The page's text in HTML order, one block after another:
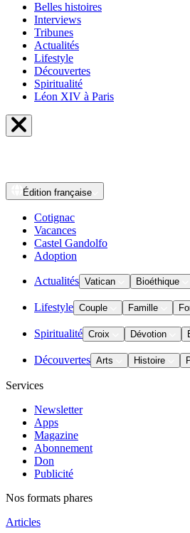
Belles histoires
Interviews
Tribunes
Actualités
Lifestyle
Découvertes
Spiritualité
Léon XIV à Paris
Édition française
Cotignac
Vacances
Castel Gandolfo
Adoption
Actualités Vatican Bioéthique
Lifestyle Couple Famille
Spiritualité Croix Dévotion
Découvertes Arts Histoire
Services
Newsletter
Apps
Magazine
Abonnement
Don
Publicité
Nos formats phares
Articles